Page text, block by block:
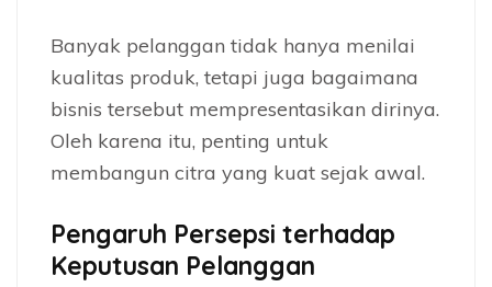
Banyak pelanggan tidak hanya menilai
kualitas produk, tetapi juga bagaimana
bisnis tersebut mempresentasikan dirinya.
Oleh karena itu, penting untuk
membangun citra yang kuat sejak awal.
Pengaruh Persepsi terhadap
Keputusan Pelanggan